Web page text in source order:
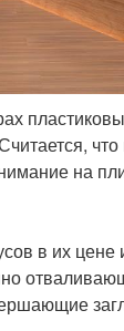
на
в их цене